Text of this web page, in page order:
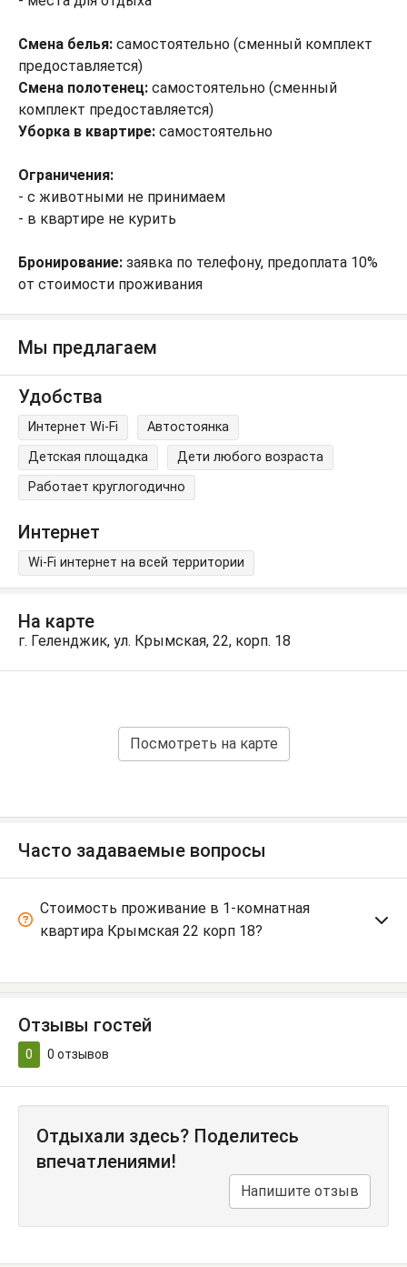
Смена белья: самостоятельно (сменный комплект
предоставляется)
Смена полотенец: самостоятельно (сменный
комплект предоставляется)
Уборка в квартире: самостоятельно
Ограничения:
- с животными не принимаем
- в квартире не курить
Бронирование: заявка по телефону, предоплата 10%
от стоимости проживания
Мы предлагаем
Удобства
Интернет Wi-Fi
Автостоянка
Детская площадка
Дети любого возраста
Работает круглогодично
Интернет
Wi-Fi интернет на всей территории
На карте
г. Геленджик, ул. Крымская, 22, корп. 18
Посмотреть на карте
Часто задаваемые вопросы
Стоимость проживание в 1-комнатная
квартира Крымская 22 корп 18?
Отзывы гостей
0 0 отзывов
Отдыхали здесь? Поделитесь
впечатлениями!
Напишите отзыв